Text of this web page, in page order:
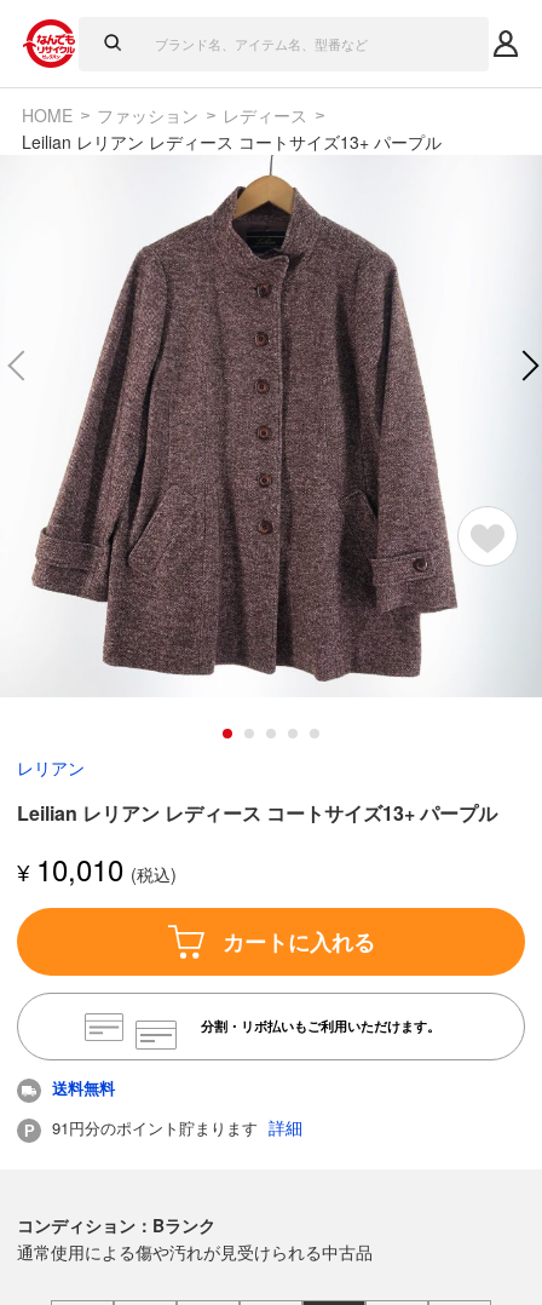
HOME ファッション
レディース
Leilian レリアン レディース コートサイズ13+ パープル
レリアン
Leilian レリアン レディース コートサイズ13+ パープル
¥ 10,010
カートに入れる
分割・リボ払いもご利用いただけます。
送料無料
91円分のポイント貯まります 詳細
コンディション：Bランク
通常使用による傷や汚れが見受けられる中古品